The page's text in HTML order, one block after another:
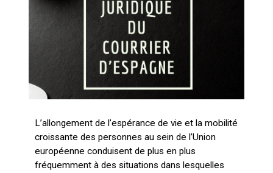
L’allongement de l’espérance de vie et la mobilité
croissante des personnes au sein de l’Union
européenne conduisent de plus en plus
fréquemment à des situations dans lesquelles